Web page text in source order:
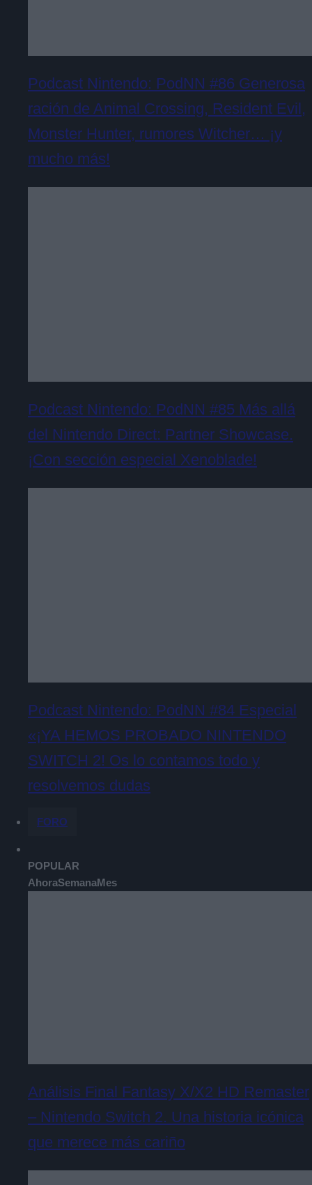
Podcast Nintendo: PodNN #86 Generosa
ración de Animal Crossing, Resident Evil,
Monster Hunter, rumores Witcher… ¡y
mucho más!
Podcast Nintendo: PodNN #85 Más allá
del Nintendo Direct: Partner Showcase.
¡Con sección especial Xenoblade!
Podcast Nintendo: PodNN #84 Especial
«¡YA HEMOS PROBADO NINTENDO
SWITCH 2! Os lo contamos todo y
resolvemos dudas
FORO
POPULAR
AhoraSemanaMes
Análisis Final Fantasy X/X2 HD Remaster
– Nintendo Switch 2. Una historia icónica
que merece más cariño